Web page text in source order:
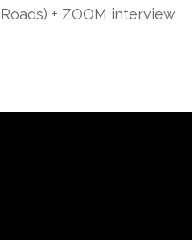
+ ZOOM interview